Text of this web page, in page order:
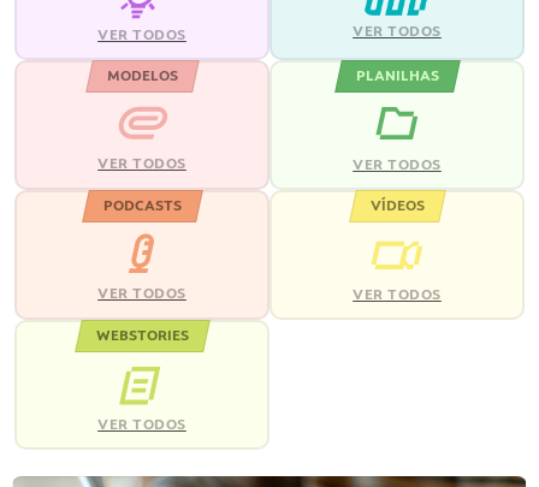
VER TODOS VER TODOS
MODELOS
VER TODOS
PLANILHAS
VER TODOS
PODCASTS
VER TODOS
VÍDEOS
VER TODOS
WEBSTORIES
VER TODOS